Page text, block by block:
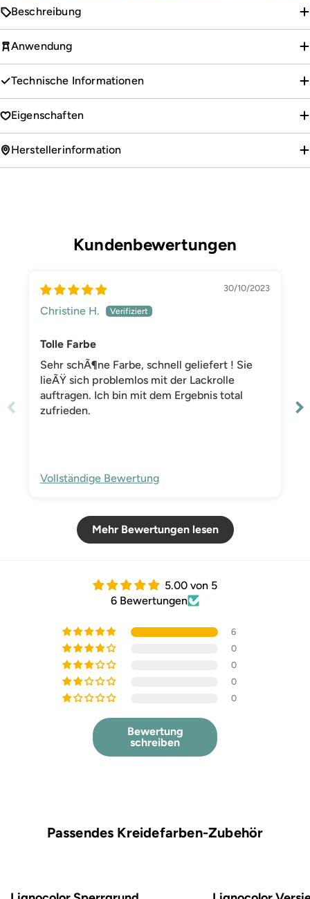
Beschreibung
Anwendung
Technische Informationen
Eigenschaften
Herstellerinformation
Kundenbewertungen
30/10/2023
Christine H.
Tolle Farbe
Sehr schÃ¶ne Farbe, schnell geliefert ! Sie
lieÃŸ sich problemlos mit der Lackrolle
auftragen. Ich bin mit dem Ergebnis total
zufrieden.
Vollständige Bewertung
Mehr Bewertungen lesen
5.00 von 5
6 Bewertungen
6
0
0
0
0
Bewertung
schreiben
Passendes Kreidefarben-Zubehör